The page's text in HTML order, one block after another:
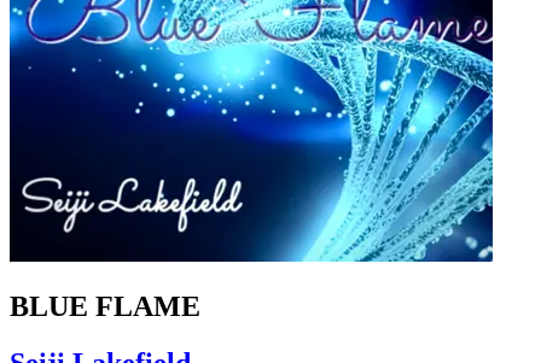
BLUE FLAME